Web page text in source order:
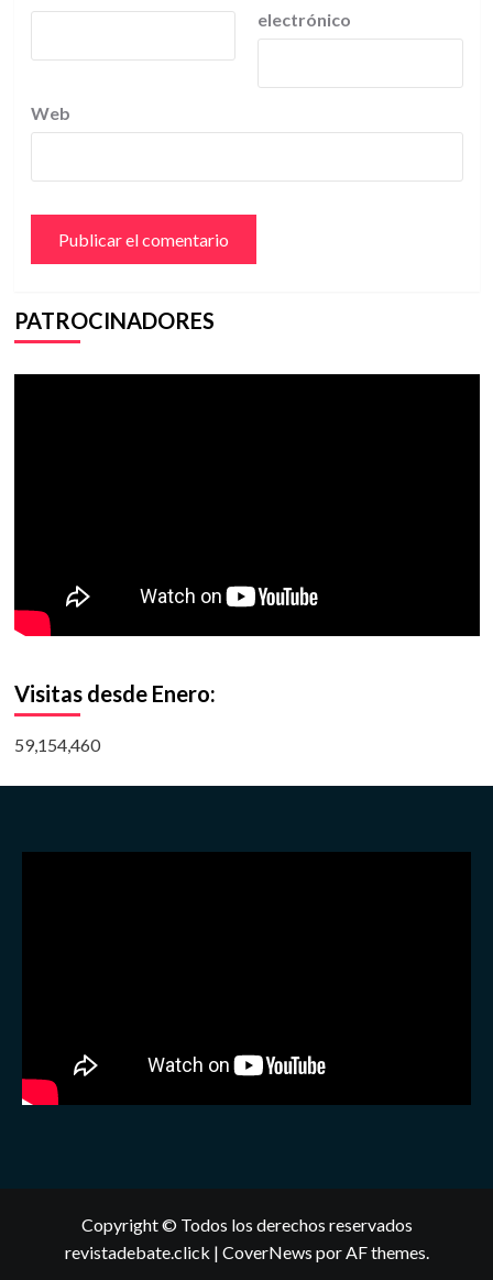
electrónico
Web
PATROCINADORES
Visitas desde Enero:
59,154,460
Copyright © Todos los derechos reservados
revistadebate.click | CoverNews por AF themes.